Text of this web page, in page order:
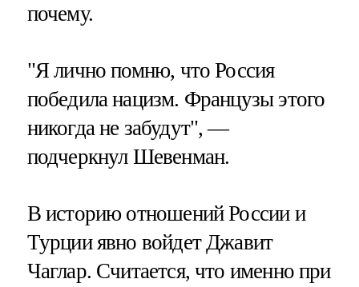
почему.
"Я лично помню, что Россия
победила нацизм. Французы этого
никогда не забудут", —
подчеркнул Шевенман.
В историю отношений России и
Турции явно войдет Джавит
Чаглар. Считается, что именно при